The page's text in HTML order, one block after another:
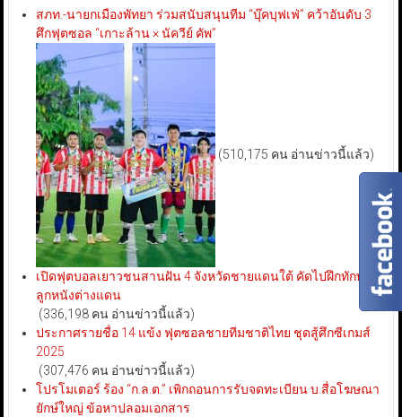
สภท.-นายกเมืองพัทยา ร่วมสนับสนุนทีม “บุ๊คบุฟเฟ่” คว้าอันดับ 3
ศึกฟุตซอล “เกาะล้าน × นัควีย์ คัพ”
(510,175 คน อ่านข่าวนี้แล้ว)
เปิดฟุตบอลเยาวชนสานฝัน 4 จังหวัดชายแดนใต้ คัดไปฝึกทักษะ
ลูกหนังต่างแดน
(336,198 คน อ่านข่าวนี้แล้ว)
ประกาศรายชื่อ 14 แข้ง ฟุตซอลชายทีมชาติไทย ชุดสู้ศึกซีเกมส์
2025
(307,476 คน อ่านข่าวนี้แล้ว)
โปรโมเตอร์ ร้อง “ก.ล.ต.” เพิกถอนการรับจดทะเบียน บ.สื่อโฆษณา
ยักษ์ใหญ่ ข้อหาปลอมเอกสาร